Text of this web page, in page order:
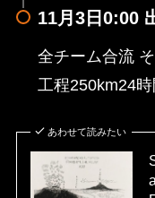
11月3日0:00
全チーム合流
工程250km24時
あわせて読みたい